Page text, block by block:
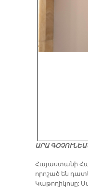
ԱՐԱ
​Հայաստանի
որոշած են
Կաթողիկոսը: